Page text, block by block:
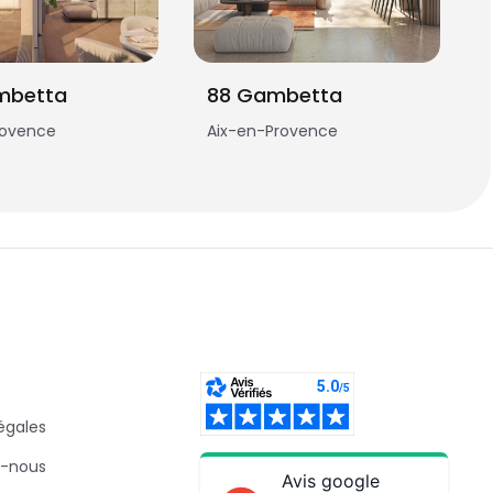
88 Gambetta
Aix-en-Provence
nous
Avis google